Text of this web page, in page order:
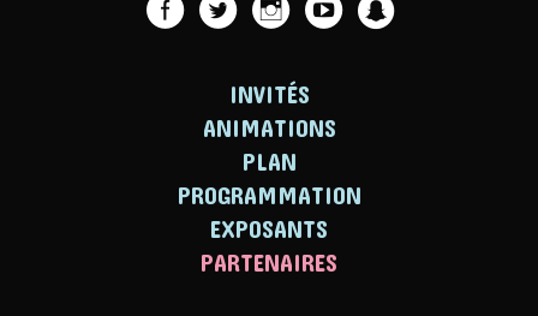
INVITÉS
ANIMATIONS
PLAN
PROGRAMMATION
EXPOSANTS
PARTENAIRES